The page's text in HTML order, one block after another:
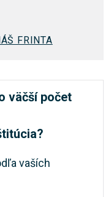
FRINTA
väčší počet
vaších